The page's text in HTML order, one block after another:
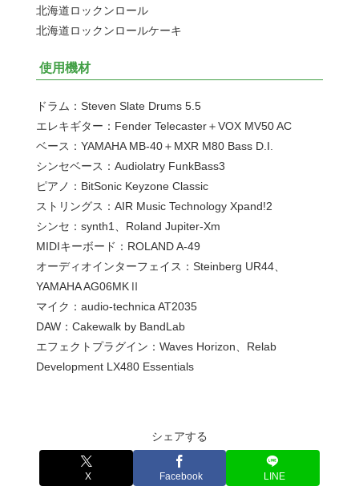
北海道ロックンロール
北海道ロックンロールケーキ
使用機材
ドラム：Steven Slate Drums 5.5
エレキギター：Fender Telecaster＋VOX MV50 AC
ベース：YAMAHA MB-40＋MXR M80 Bass D.I.
シンセベース：Audiolatry FunkBass3
ピアノ：BitSonic Keyzone Classic
ストリングス：AIR Music Technology Xpand!2
シンセ：synth1、Roland Jupiter-Xm
MIDIキーボード：ROLAND A-49
オーディオインターフェイス：Steinberg UR44、
YAMAHA AG06MKⅡ
マイク：audio-technica AT2035
DAW：Cakewalk by BandLab
エフェクトプラグイン：Waves Horizon、Relab
Development LX480 Essentials
シェアする
X Facebook LINE